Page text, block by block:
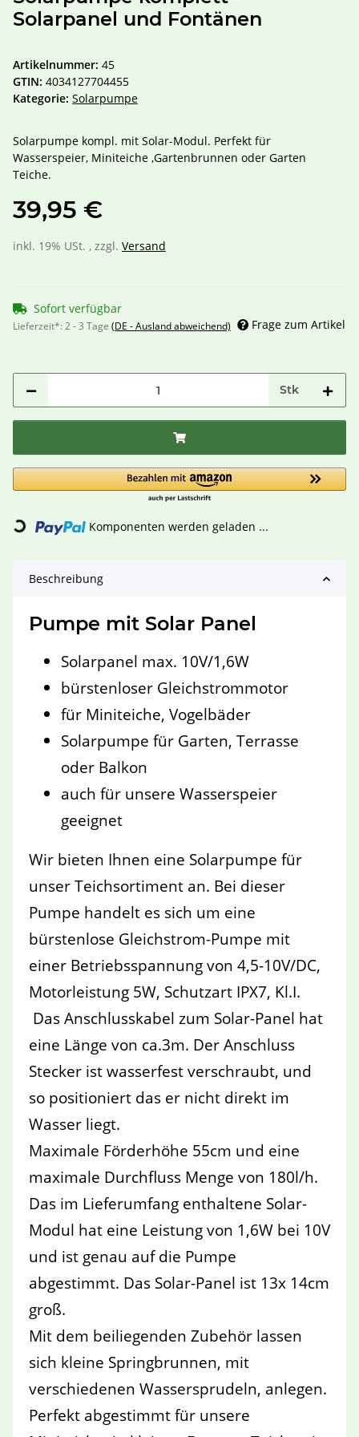
Solarpanel und Fontänen
Artikelnummer: 45
GTIN: 4034127704455
Kategorie: Solarpumpe
Solarpumpe kompl. mit Solar-Modul. Perfekt für
Wasserspeier, Miniteiche ,Gartenbrunnen oder Garten
Teiche.
39,95 €
inkl. 19% USt. , zzgl. Versand
Sofort verfügbar
Lieferzeit*:2 - 3 Tage (DE - Ausland abweichend) Frage zum Artikel
Stk
Loading... Komponenten werden geladen ...
Beschreibung
Pumpe mit Solar Panel
Solarpanel max. 10V/1,6W
bürstenloser Gleichstrommotor
für Miniteiche, Vogelbäder
Solarpumpe für Garten, Terrasse
oder Balkon
auch für unsere Wasserspeier
geeignet
Wir bieten Ihnen eine Solarpumpe für
unser Teichsortiment an. Bei dieser
Pumpe handelt es sich um eine
bürstenlose Gleichstrom-Pumpe mit
einer Betriebsspannung von 4,5-10V/DC,
Motorleistung 5W, Schutzart IPX7, Kl.I.
Das Anschlusskabel zum Solar-Panel hat
eine Länge von ca.3m. Der Anschluss
Stecker ist wasserfest verschraubt, und
so positioniert das er nicht direkt im
Wasser liegt.
Maximale Förderhöhe 55cm und eine
maximale Durchfluss Menge von 180l/h.
Das im Lieferumfang enthaltene Solar-
Modul hat eine Leistung von 1,6W bei 10V
und ist genau auf die Pumpe
abgestimmt. Das Solar-Panel ist 13x 14cm
groß.
Mit dem beiliegenden Zubehör lassen
sich kleine Springbrunnen, mit
verschiedenen Wassersprudeln, anlegen.
Perfekt abgestimmt für unsere